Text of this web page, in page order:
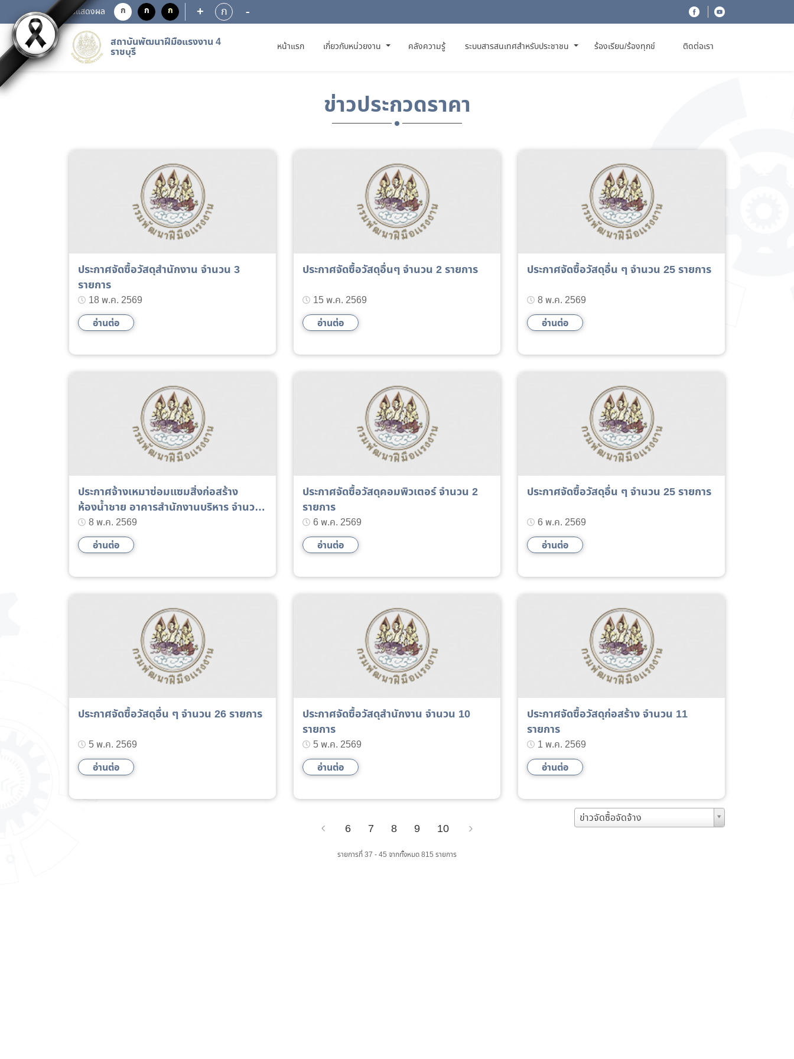
การแสดงผล ก ก ก + ก -
สถาบันพัฒนาฝีมือแรงงาน 4
ราชบุรี หน้าแรก(CURRENT)
เกี่ยวกับหน่วยงาน คลังความรู้ ระบบสารสนเทศสำหรับประชาชน ร้องเรียน/ร้องทุกข์ ติดต่อเรา
ข่าวประกวดราคา
ประกาศจัดซื้อวัสดุสำนักงาน จำนวน 3
รายการ
18 พ.ค. 2569
อ่านต่อ
ประกาศจัดซื้อวัสดุอื่นๆ จำนวน 2 รายการ
15 พ.ค. 2569
อ่านต่อ
ประกาศจัดซื้อวัสดุอื่น ๆ จำนวน 25 รายการ
8 พ.ค. 2569
อ่านต่อ
ประกาศจ้างเหมาซ่อมแซมสิ่งก่อสร้าง
ห้องน้ำชาย อาคารสำนักงานบริหาร จำนวน
1 รายการ
8 พ.ค. 2569
อ่านต่อ
ประกาศจัดซื้อวัสดุคอมพิวเตอร์ จำนวน 2
รายการ
6 พ.ค. 2569
อ่านต่อ
ประกาศจัดซื้อวัสดุอื่น ๆ จำนวน 25 รายการ
6 พ.ค. 2569
อ่านต่อ
ประกาศจัดซื้อวัสดุอื่น ๆ จำนวน 26 รายการ
5 พ.ค. 2569
อ่านต่อ
ประกาศจัดซื้อวัสดุสำนักงาน จำนวน 10
รายการ
5 พ.ค. 2569
อ่านต่อ
ประกาศจัดซื้อวัสดุก่อสร้าง จำนวน 11
รายการ
1 พ.ค. 2569
อ่านต่อ
6 7 8 9 10
รายการที่ 37 - 45 จากทั้งหมด 815 รายการ
ข่าวจัดซื้อจัดจ้าง